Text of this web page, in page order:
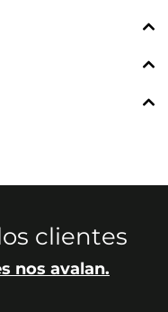
clientes
nos avalan.